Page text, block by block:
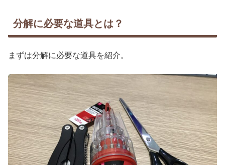
分解に必要な道具とは？
まずは分解に必要な道具を紹介。